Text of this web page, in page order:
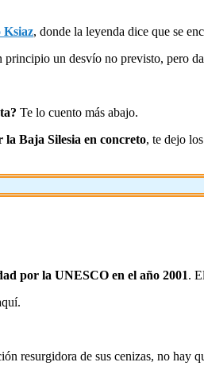
Ksiaz, donde la leyenda dice que se
principio un desvío no previsto, pero
Te lo cuento más abajo.
Baja Silesia en concreto, te dejo
por la UNESCO en el año 2001.
resurgidora de sus cenizas, no hay